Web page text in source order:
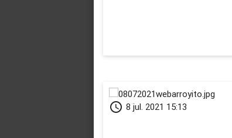
schedule 8 jul. 2021 15:13